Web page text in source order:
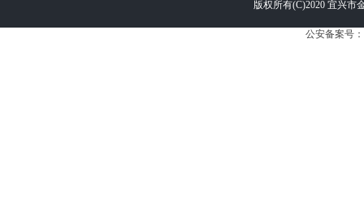
版权所有(C)2020 宜兴市
公安备案号